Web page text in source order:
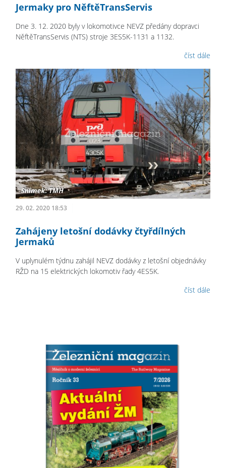
Jermaky pro NěftěTransServis
Dne 3. 12. 2020 byly v lokomotivce NEVZ předány dopravci
NěftěTransServis (NTS) stroje 3ES5K-1131 a 1132.
číst dále
29. 02. 2020 18:53
Zahájeny letošní dodávky čtyřdílných
Jermaků
V uplynulém týdnu zahájil NEVZ dodávky z letošní objednávky
RŽD na 15 elektrických lokomotiv řady 4ES5K.
číst dále